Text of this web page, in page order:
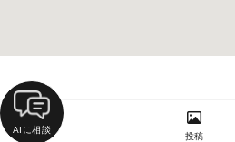
AIに相談
投稿